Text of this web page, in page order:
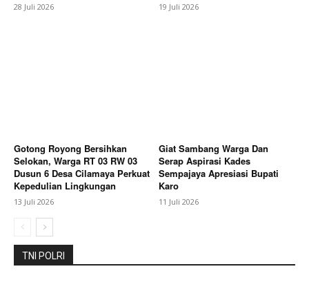
News Week
Magazine PRO
28 Juli 2026 19 Juli 2026
Gotong Royong Bersihkan
Selokan, Warga RT 03 RW 03
Dusun 6 Desa Cilamaya Perkuat
Kepedulian Lingkungan
13 Juli 2026
Giat Sambang Warga Dan
Serap Aspirasi Kades
Sempajaya Apresiasi Bupati
Karo
11 Juli 2026
TNI POLRI